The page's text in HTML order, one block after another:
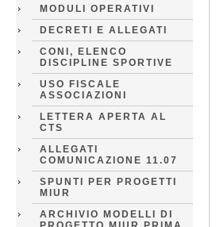
MODULI OPERATIVI
DECRETI E ALLEGATI
CONI, ELENCO
DISCIPLINE SPORTIVE
USO FISCALE
ASSOCIAZIONI
LETTERA APERTA AL
CTS
ALLEGATI
COMUNICAZIONE 11.07
SPUNTI PER PROGETTI
MIUR
ARCHIVIO MODELLI DI